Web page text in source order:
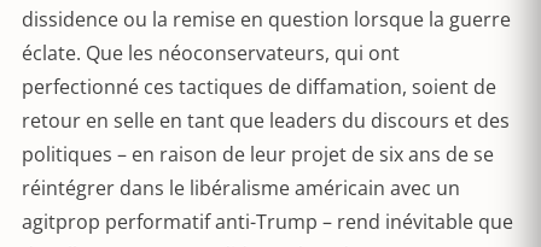
dissidence ou la remise en question lorsque la guerre
éclate. Que les néoconservateurs, qui ont
perfectionné ces tactiques de diffamation, soient de
retour en selle en tant que leaders du discours et des
politiques – en raison de leur projet de six ans de se
réintégrer dans le libéralisme américain avec un
agitprop performatif anti-Trump – rend inévitable que